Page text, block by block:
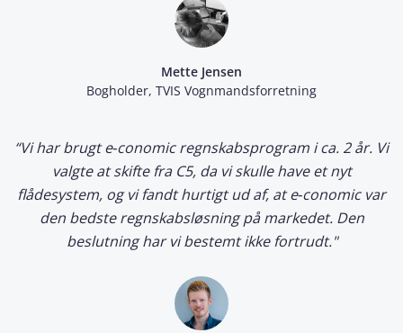
Mette Jensen
Bogholder, TVIS Vognmandsforretning
“Vi har brugt e‑conomic regnskabsprogram i ca. 2 år. Vi
valgte at skifte fra C5, da vi skulle have et nyt
flådesystem, og vi fandt hurtigt ud af, at e‑conomic var
den bedste regnskabsløsning på markedet. Den
beslutning har vi bestemt ikke fortrudt."